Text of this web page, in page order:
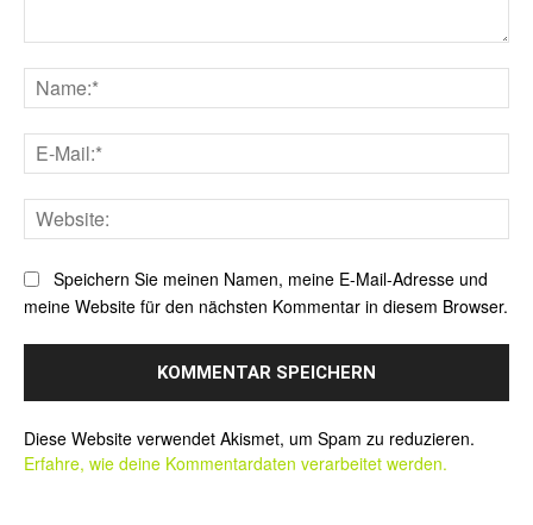
Speichern Sie meinen Namen, meine E-Mail-Adresse und
meine Website für den nächsten Kommentar in diesem Browser.
Diese Website verwendet Akismet, um Spam zu reduzieren.
Erfahre, wie deine Kommentardaten verarbeitet werden.